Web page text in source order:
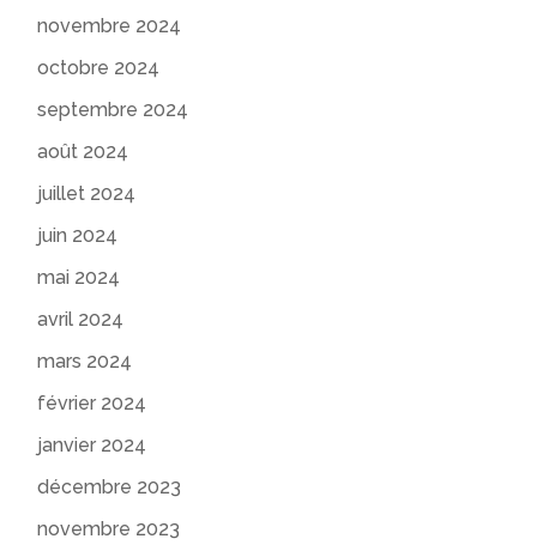
novembre 2024
octobre 2024
septembre 2024
août 2024
juillet 2024
juin 2024
mai 2024
avril 2024
mars 2024
février 2024
janvier 2024
décembre 2023
novembre 2023